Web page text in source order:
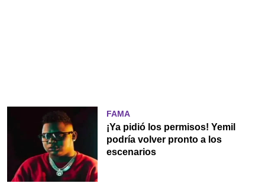
FAMA
¡Ya pidió los permisos! Yemil
podría volver pronto a los
escenarios